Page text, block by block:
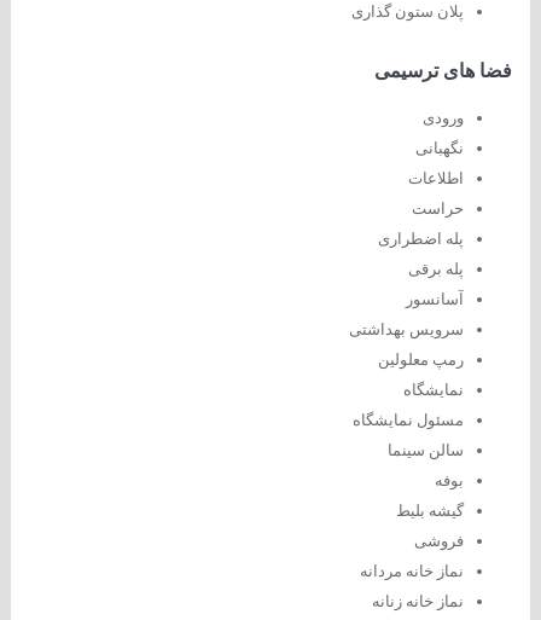
پلان ستون گذاری
فضا های ترسیمی
ورودی
نگهبانی
اطلاعات
حراست
پله اضطراری
پله برقی
آسانسور
سرویس بهداشتی
رمپ معلولین
نمایشگاه
مسئول نمایشگاه
سالن سینما
بوفه
گیشه بلیط
فروشی
نماز خانه مردانه
نماز خانه زنانه